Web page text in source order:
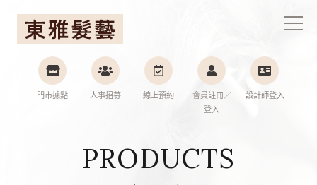
門市據點 人事招募 線上預約
會員註冊／
登入
設計師登入
PRODUCTS